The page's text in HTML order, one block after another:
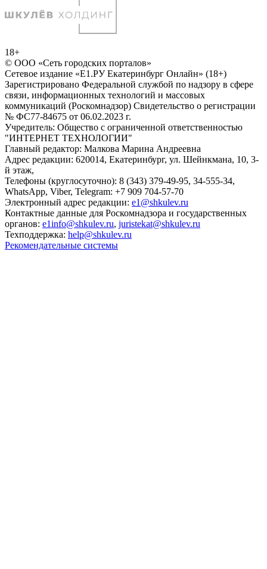
18+
© ООО «Сеть городских порталов»
Сетевое издание «Е1.РУ Екатеринбург Онлайн» (18+)
Зарегистрировано Федеральной службой по надзору в сфере
связи, информационных технологий и массовых
коммуникаций (Роскомнадзор) Свидетельство о регистрации
№ ФС77-84675 от 06.02.2023 г.
Учредитель: Общество с ограниченной ответственностью
"ИНТЕРНЕТ ТЕХНОЛОГИИ"
Главный редактор: Малкова Марина Андреевна
Адрес редакции: 620014, Екатеринбург, ул. Шейнкмана, 10, 3-
й этаж,
Телефоны (круглосуточно): 8 (343) 379-49-95, 34-555-34,
WhatsApp, Viber, Telegram: +7 909 704-57-70
Электронный адрес редакции: e1@shkulev.ru
Контактные данные для Роскомнадзора и государственных
органов: e1info@shkulev.ru, juristekat@shkulev.ru
Техподдержка: help@shkulev.ru
Рекомендательные системы